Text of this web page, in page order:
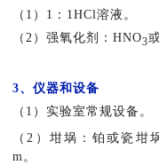
（1）1：1HCl溶液。
（2）强氧化剂：HNO3
3、仪器和设备
（1）实验室常规设备。
（2）坩埚：铂或瓷坩
m。